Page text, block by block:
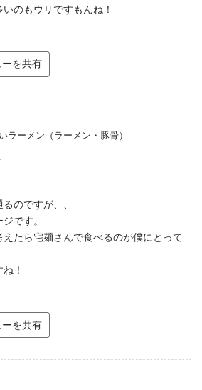
のもウリですもんね！
ーを共有
ラーメン（ラーメン・豚骨）
のですが、、
です。
たら宅麺さんで食べるのが僕にとって
！
ーを共有